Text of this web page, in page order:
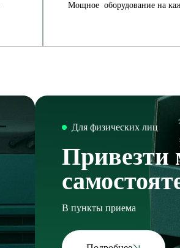
Мощное оборудование на
Для физических лиц
Привезти
В пункты приема